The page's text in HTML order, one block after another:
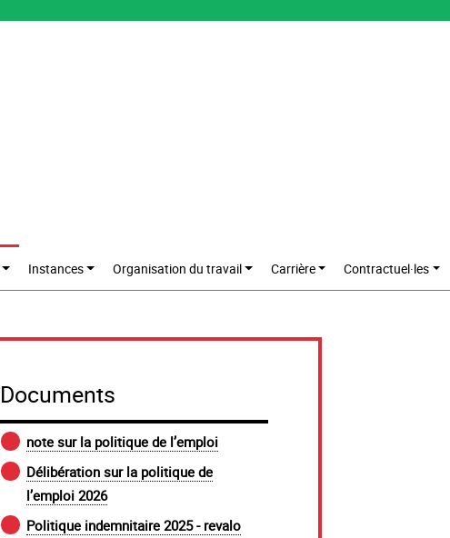
Instances Organisation du travail Carrière Contractuel·les
Documents
note sur la politique de l’emploi
Délibération sur la politique de
l’emploi 2026
Politique indemnitaire 2025 - revalo